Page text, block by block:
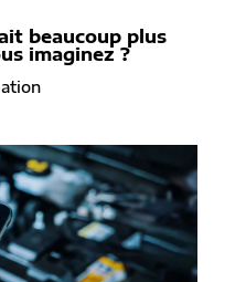
beaucoup plus
imaginez ?